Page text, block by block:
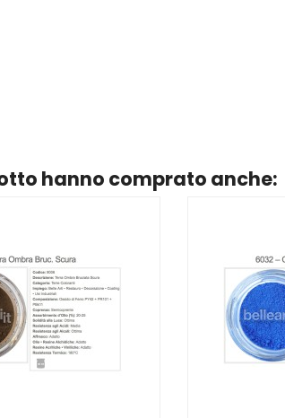
hanno comprato anche: